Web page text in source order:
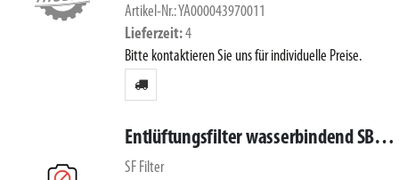
Artikel-Nr.: YA000043970011
Lieferzeit 4
Bitte kontaktieren Sie uns für individuelle Preise.
Entlüftungsfilter wasserbindend SBL26022
SF Filter